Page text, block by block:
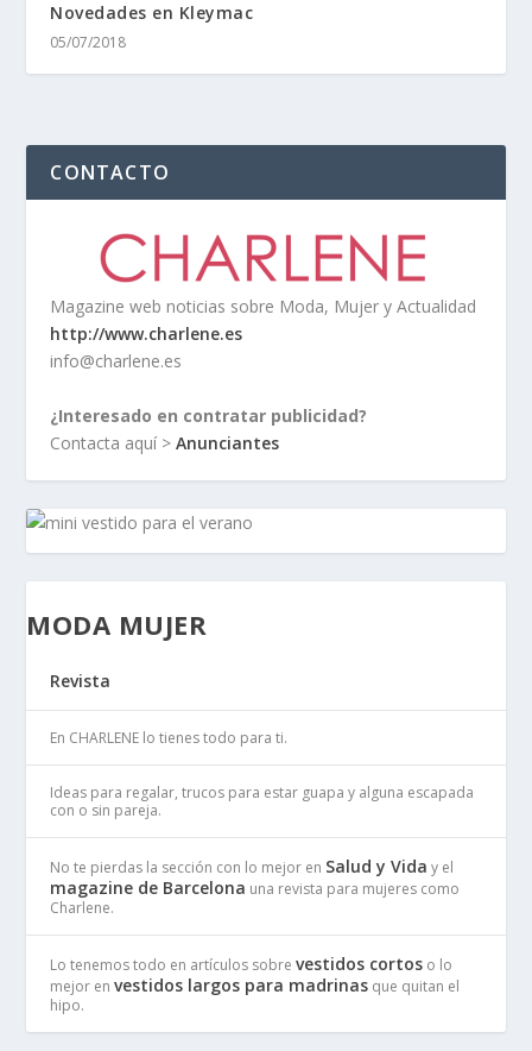
Novedades en Kleymac
05/07/2018
CONTACTO
Magazine web noticias sobre Moda, Mujer y Actualidad
http://www.charlene.es
info@charlene.es
¿Interesado en contratar publicidad?
Contacta aquí >Anunciantes
MODA MUJER
Revista
En CHARLENE lo tienes todo para ti.
Ideas para regalar, trucos para estar guapa y alguna escapada
con o sin pareja.
No te pierdas la sección con lo mejor en Salud y Vida y el
magazine de Barcelona una revista para mujeres como
Charlene.
Lo tenemos todo en artículos sobrevestidos cortos o lo
mejor envestidos largos para madrinas que quitan el
hipo.